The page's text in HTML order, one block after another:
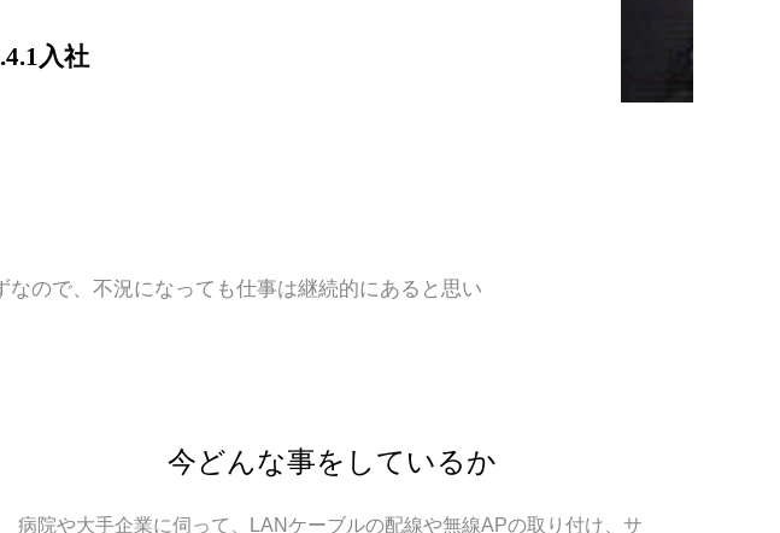
入社
ので、不況になっても仕事は継続的にあると思い
今どんな事をしているか
病院や大手企業に伺って、LANケーブルの配線や無線APの取り付け、サ